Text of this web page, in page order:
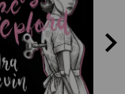
Ira Levin